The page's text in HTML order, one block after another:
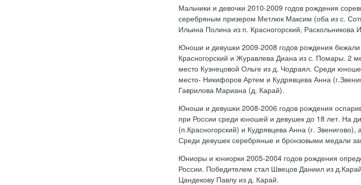
Мальчики и девочки 2010-2009 годов рождения
серебряным призером Метлюк Максим (оба из с.
Ильина Полина из п. Красногорский, Раскольникова
Юноши и девушки 2009-2008 годов рождения
Красногорский и Журавлева Диана из с. Помары. 2
место Кузнецовой Ольге из д. Чодраял. Среди
место- Никифоров Артем и Кудрявцева Анна
Гаврилова Мариана (д. Карай).
Юноши и девушки 2008-2006 годов рождения
при России среди юношей и девушек до 18 лет. На
(п.Красногорский) и Кудрявцева Анна (г.
Среди девушек серебряные и бронзовыми медали
Юниоры и юниорки 2005-2004 годов рождения
России. Победителем стал Швецов Даниил из
Цандекову Павлу из д. Карай.